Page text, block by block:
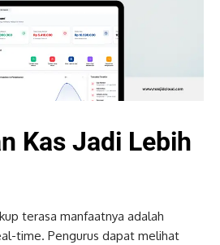
Kas Jadi Lebih
terasa manfaatnya adalah
time. Pengurus dapat melihat